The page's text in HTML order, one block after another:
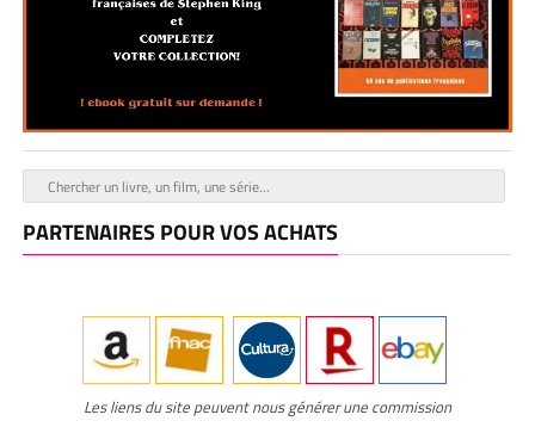
PARTENAIRES POUR VOS ACHATS
Les liens du site peuvent nous générer une commission